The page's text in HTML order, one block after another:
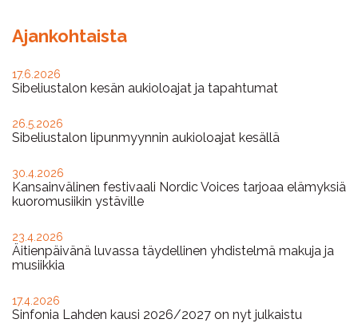
Ajankohtaista
17.6.2026
Sibeliustalon kesän aukioloajat ja tapahtumat
26.5.2026
Sibeliustalon lipunmyynnin aukioloajat kesällä
30.4.2026
Kansainvälinen festivaali Nordic Voices tarjoaa elämyksiä
kuoromusiikin ystäville
23.4.2026
Äitienpäivänä luvassa täydellinen yhdistelmä makuja ja
musiikkia
17.4.2026
Sinfonia Lahden kausi 2026/2027 on nyt julkaistu